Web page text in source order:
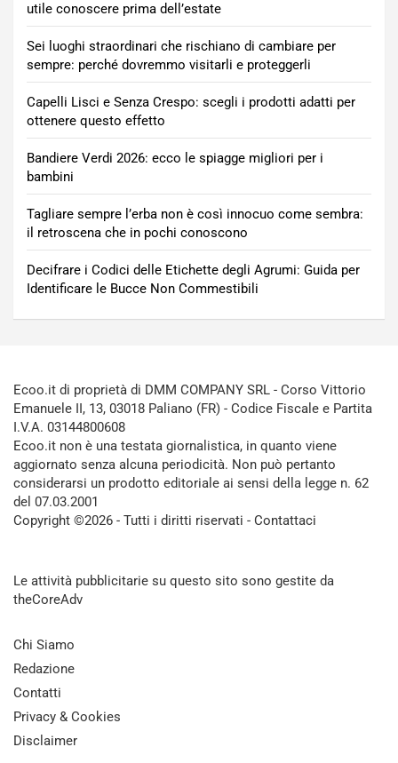
utile conoscere prima dell’estate
Sei luoghi straordinari che rischiano di cambiare per
sempre: perché dovremmo visitarli e proteggerli
Capelli Lisci e Senza Crespo: scegli i prodotti adatti per
ottenere questo effetto
Bandiere Verdi 2026: ecco le spiagge migliori per i
bambini
Tagliare sempre l’erba non è così innocuo come sembra:
il retroscena che in pochi conoscono
Decifrare i Codici delle Etichette degli Agrumi: Guida per
Identificare le Bucce Non Commestibili
Ecoo.it di proprietà di DMM COMPANY SRL - Corso Vittorio
Emanuele II, 13, 03018 Paliano (FR) - Codice Fiscale e Partita
I.V.A. 03144800608
Ecoo.it non è una testata giornalistica, in quanto viene
aggiornato senza alcuna periodicità. Non può pertanto
considerarsi un prodotto editoriale ai sensi della legge n. 62
del 07.03.2001
Copyright ©2026 - Tutti i diritti riservati - Contattaci
Le attività pubblicitarie su questo sito sono gestite da
theCoreAdv
Chi Siamo
Redazione
Contatti
Privacy & Cookies
Disclaimer